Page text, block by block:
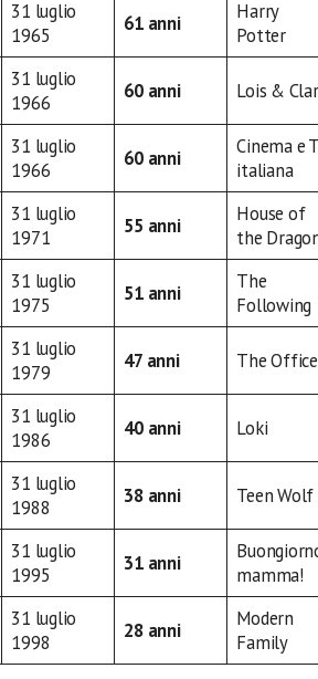
31 luglio
1965
61 anni
Harry
Potter
31 luglio
1966
60 anni Lois &
31 luglio
1966
60 anni
Cinema e
italiana
31 luglio
1971
55 anni
House of
the
31 luglio
1975
51 anni
The
Following
31 luglio
1979
47 anni The Office
31 luglio
1986
40 anni Loki
31 luglio
1988
38 anni Teen Wolf
31 luglio
1995
31 anni
mamma!
31 luglio
1998
28 anni
Modern
Family